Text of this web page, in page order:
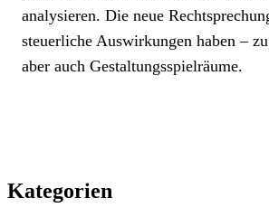
analysieren. Die neue
steuerliche Auswirkungen haben –
aber auch Gestaltungsspielräume.
Kategorien